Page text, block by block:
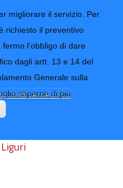
migliorare il servizio. Per
richiesto il preventivo
l'obbligo di dare
dagli artt. 13 e 14 del
Generale sulla
saperne di più
CONTATTI-URP
TRASPARENZA
visita